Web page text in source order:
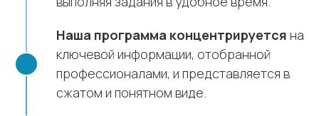
Наша программа концентрируется на
ключевой информации, отобранной
профессионалами, и представляется в
сжатом и понятном виде.